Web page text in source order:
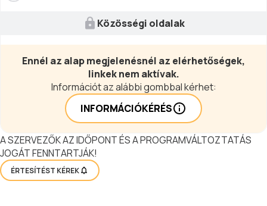
Közösségi oldalak
Ennél az alap megjelenésnél az elérhetőségek,
linkek nem aktívak.
Információt az alábbi gombbal kérhet:
INFORMÁCIÓKÉRÉS
A SZERVEZŐK AZ IDŐPONT ÉS A PROGRAMVÁLTOZTATÁS
JOGÁT FENNTARTJÁK!
ÉRTESÍTÉST KÉREK